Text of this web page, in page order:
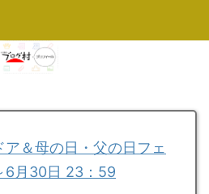
＆母の日・父の日フェ
月30日 23：59